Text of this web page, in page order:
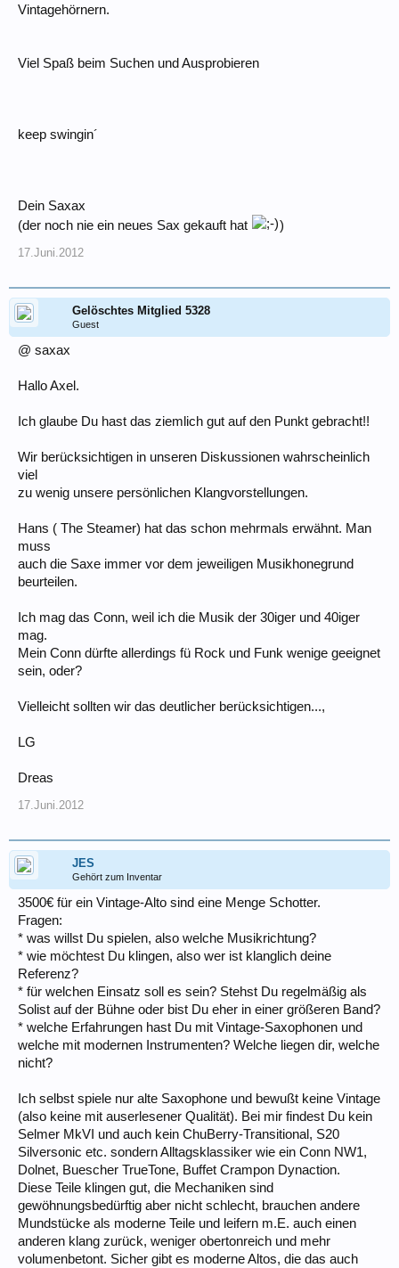
Vintagehörnern.
Viel Spaß beim Suchen und Ausprobieren
keep swingin´
Dein Saxax
(der noch nie ein neues Sax gekauft hat
)
17.Juni.2012
Gelöschtes Mitglied 5328
Guest
@ saxax
Hallo Axel.
Ich glaube Du hast das ziemlich gut auf den Punkt gebracht!!
Wir berücksichtigen in unseren Diskussionen wahrscheinlich
viel
zu wenig unsere persönlichen Klangvorstellungen.
Hans ( The Steamer) hat das schon mehrmals erwähnt. Man
muss
auch die Saxe immer vor dem jeweiligen Musikhonegrund
beurteilen.
Ich mag das Conn, weil ich die Musik der 30iger und 40iger
mag.
Mein Conn dürfte allerdings fü Rock und Funk wenige geeignet
sein, oder?
Vielleicht sollten wir das deutlicher berücksichtigen...,
LG
Dreas
17.Juni.2012
JES
Gehört zum Inventar
3500€ für ein Vintage-Alto sind eine Menge Schotter.
Fragen:
* was willst Du spielen, also welche Musikrichtung?
* wie möchtest Du klingen, also wer ist klanglich deine
Referenz?
* für welchen Einsatz soll es sein? Stehst Du regelmäßig als
Solist auf der Bühne oder bist Du eher in einer größeren Band?
* welche Erfahrungen hast Du mit Vintage-Saxophonen und
welche mit modernen Instrumenten? Welche liegen dir, welche
nicht?
Ich selbst spiele nur alte Saxophone und bewußt keine Vintage
(also keine mit auserlesener Qualität). Bei mir findest Du kein
Selmer MkVI und auch kein ChuBerry-Transitional, S20
Silversonic etc. sondern Alltagsklassiker wie ein Conn NW1,
Dolnet, Buescher TrueTone, Buffet Crampon Dynaction.
Diese Teile klingen gut, die Mechaniken sind
gewöhnungsbedürftig aber nicht schlecht, brauchen andere
Mundstücke als moderne Teile und leifern m.E. auch einen
anderen klang zurück, weniger obertonreich und mehr
volumenbetont. Sicher gibt es moderne Altos, die das auch